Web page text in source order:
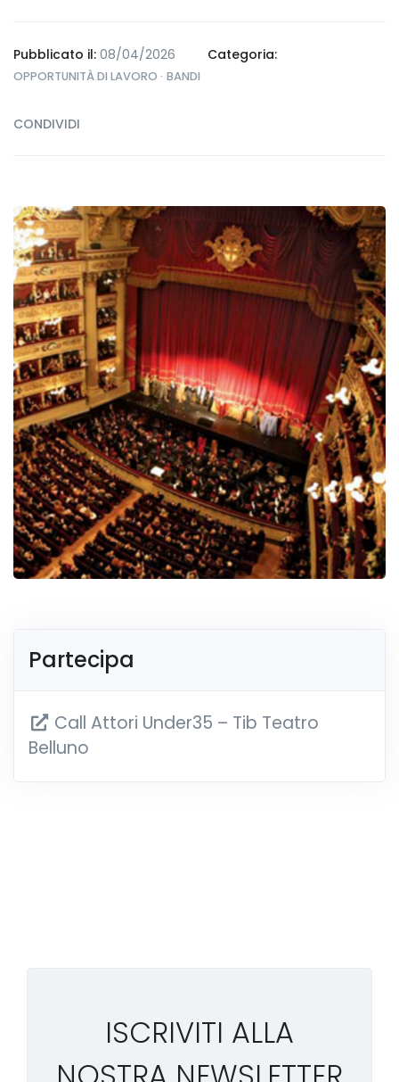
Pubblicato il: 08/04/2026 Categoria:
OPPORTUNITÀ DI LAVORO · BANDI
CONDIVIDI
Partecipa
Call Attori Under35 – Tib Teatro
Belluno
ISCRIVITI ALLA